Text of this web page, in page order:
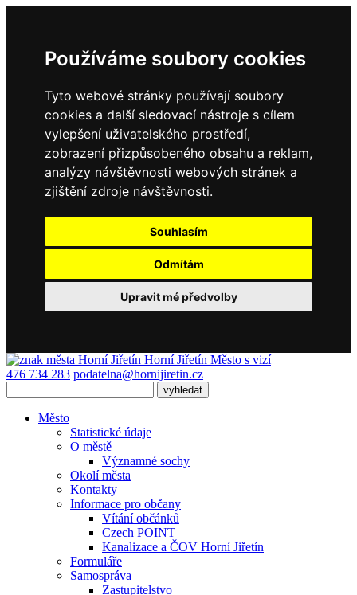
Používáme soubory cookies
Tyto webové stránky používají soubory
cookies a další sledovací nástroje s cílem
vylepšení uživatelského prostředí,
zobrazení přizpůsobeného obsahu a reklam,
analýzy návštěvnosti webových stránek a
zjištění zdroje návštěvnosti.
Souhlasím
Odmítám
Upravit mé předvolby
Horní Jiřetín Město s vizí
476 734 283 podatelna@hornijiretin.cz
Město
Statistické údaje
O městě
Významné sochy
Okolí města
Kontakty
Informace pro občany
Vítání občánků
Czech POINT
Kanalizace a ČOV Horní Jiřetín
Formuláře
Samospráva
Zastupitelstvo